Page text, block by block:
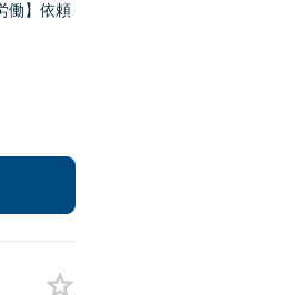
働】依頼